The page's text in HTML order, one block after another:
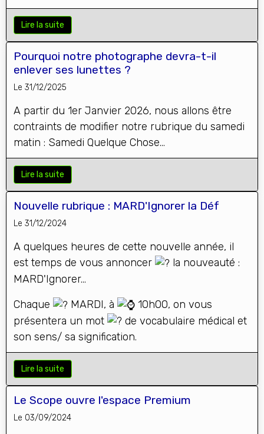
Lire la suite
Pourquoi notre photographe devra-t-il
enlever ses lunettes ?
Le 31/12/2025
A partir du 1er Janvier 2026, nous allons être
contraints de modifier notre rubrique du samedi
matin : Samedi Quelque Chose...
Lire la suite
Nouvelle rubrique : MARD'Ignorer la Déf
Le 31/12/2024
A quelques heures de cette nouvelle année, il
est temps de vous annoncer
la nouveauté :
MARD'Ignorer...
Chaque
MARDI, à
10h00, on vous
présentera un mot
de vocabulaire médical et
son sens/ sa signification.
Lire la suite
Le Scope ouvre l'espace Premium
Le 03/09/2024